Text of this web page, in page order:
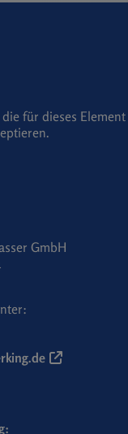
die für dieses Element
GmbH